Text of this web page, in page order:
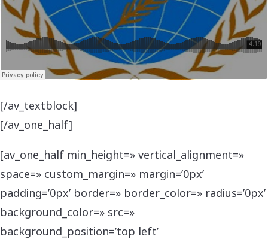
[/av_textblock]
[/av_one_half]
[av_one_half min_height=» vertical_alignment=»
space=» custom_margin=» margin=’0px’
padding=’0px’ border=» border_color=» radius=’0px’
background_color=» src=»
background_position=’top left’